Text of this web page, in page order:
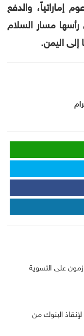
إماراتياً، والدفع
رأسها مسار السلام
إلى اليمن.
على التسوية
البنوك من